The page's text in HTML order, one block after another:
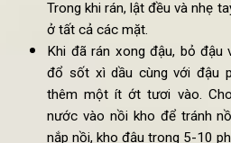
Cách làm món chay kho ngon
Trộn lẫn xì dầu, mật ong,
nhau. Đánh đều lên để tất
Cắt đậu phụ thành các